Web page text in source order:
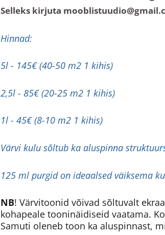
Selleks kirjuta
Hinnad:
5l - 145€ (40-50 m2 1 kihis)
2,5l - 85€ (20-25 m2 1 kihis)
1l - 45€ (8-10 m2 1 kihis)
Värvi kulu sõltub ka aluspinna
125 ml purgid on ideaalsed väiksema
NB! Värvitoonid võivad sõltuvalt
kohapeale tooninäidiseid vaatama.
Samuti oleneb toon ka aluspinnast,